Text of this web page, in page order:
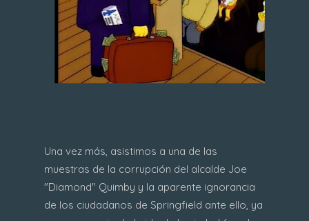
Una vez más, asistimos a una de las
muestras de la corrupción del alcalde Joe
"Diamond" Quimby y la aparente ignorancia
de los ciudadanos de Springfield ante ello, ya